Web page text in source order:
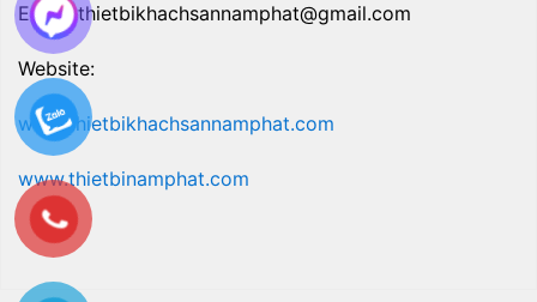
Email: thietbikhachsannamphat@gmail.com
Website:
www.thietbikhachsannamphat.com
www.thietbinamphat.com